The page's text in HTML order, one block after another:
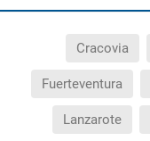
Cracovia
Fuerteventura
Lanzarote